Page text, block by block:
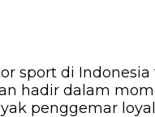
sport di Indonesia
hadir dalam
penggemar